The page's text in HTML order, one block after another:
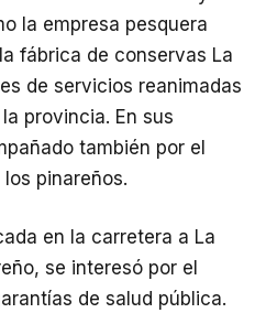
la empresa pesquera
fábrica de conservas La
de servicios reanimadas
provincia. En sus
también por el
pinareños.
en la carretera a La
se interesó por el
de salud pública.